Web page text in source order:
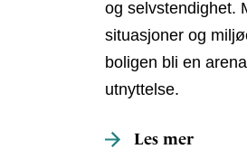
og selvstendighet.
situasjoner og
boligen bli en
utnyttelse.
Les mer